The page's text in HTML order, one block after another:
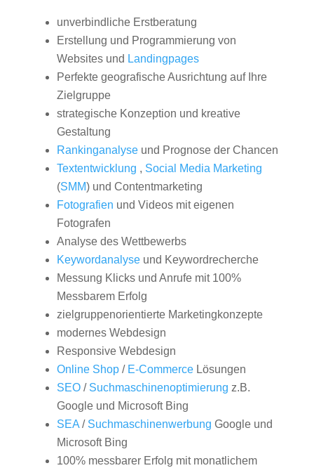
unverbindliche Erstberatung
Erstellung und Programmierung von
Websites und Landingpages
Perfekte geografische Ausrichtung auf Ihre
Zielgruppe
strategische Konzeption und kreative
Gestaltung
Rankinganalyseund Prognose der Chancen
Textentwicklung , Social Media Marketing
(SMM) und Contentmarketing
Fotografien und Videos mit eigenen
Fotografen
Analyse des Wettbewerbs
Keywordanalyseund Keywordrecherche
Messung Klicks und Anrufe mit 100%
Messbarem Erfolg
zielgruppenorientierte Marketingkonzepte
modernes Webdesign
Responsive Webdesign
Online Shop/ E-CommerceLösungen
SEO/ Suchmaschinenoptimierung z.B.
Google und Microsoft Bing
SEA/ Suchmaschinenwerbung Google und
Microsoft Bing
100% messbarer Erfolg mit monatlichem